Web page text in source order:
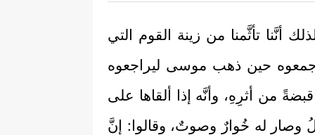
أنَّنا تأثَّمنا من زينة القوم التي
وجمعوه حين ذهب موسى ليراجعوه
من أثرِهِ، وأنَّه إذا ألقاها على
وصار له خُوارٌ وصوتٌ، وقالوا: إنَّ